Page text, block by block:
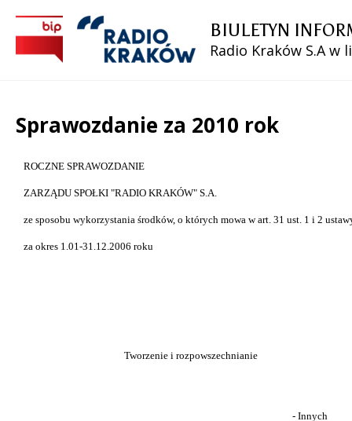
BIULETYN
Radio Kraków S.A w
Sprawozdanie za 2010 rok
Treść
ROCZNE SPRAWOZDANIE
ZARZĄDU SPOŁKI "RADIO KRAKÓW" S.A.
ze sposobu wykorzystania środków, o których mowa w art. 31 ust. 1 i 2
za okres 1.01-31.12.2006 roku
Tworzenie i rozpowszechnianie
- Innych